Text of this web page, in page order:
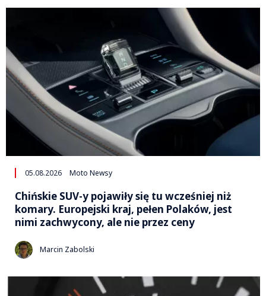
05.08.2026 Moto Newsy
Chińskie SUV-y pojawiły się tu wcześniej niż
komary. Europejski kraj, pełen Polaków, jest
nimi zachwycony, ale nie przez ceny
Marcin Zabolski